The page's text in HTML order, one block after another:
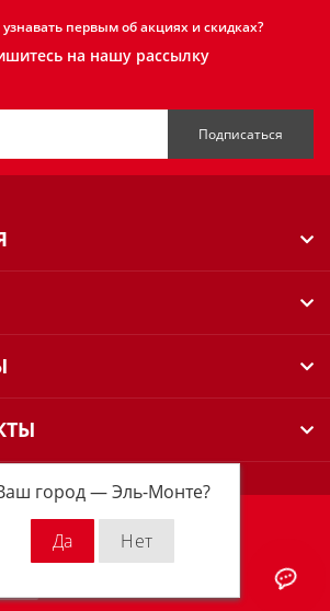
город —Эль-Монте?
узнавать первым об акциях и скидках?
на нашу рассылку
Подписаться
Milwaukee Russia © 2026